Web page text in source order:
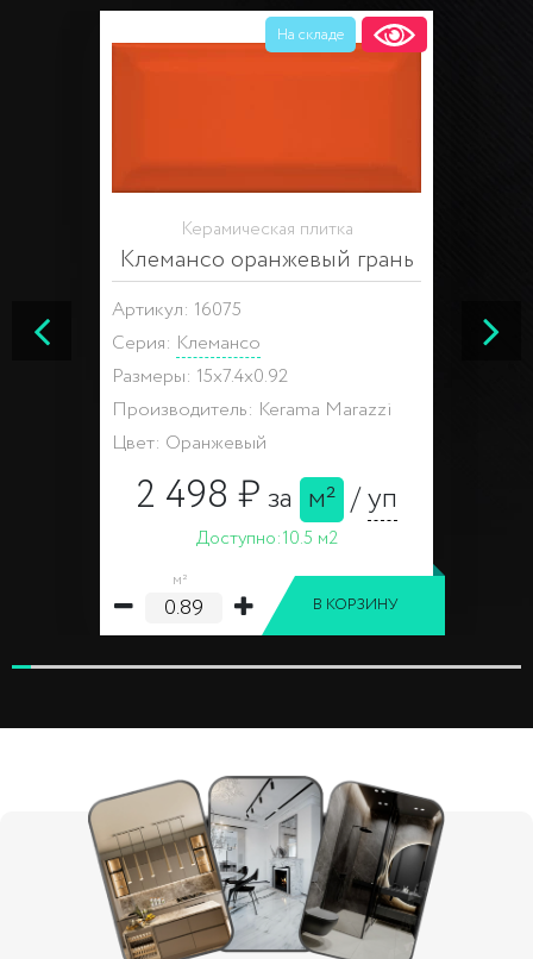
На складе
Керамическая плитка
Клемансо оранжевый грань
Артикул: 16075
Серия: Клемансо
Размеры: 15x7.4x0.92
Производитель: Kerama Marazzi
Цвет: Оранжевый
2 498 ₽за м² /уп
Доступно:10.5 м2
м²
В КОРЗИНУ